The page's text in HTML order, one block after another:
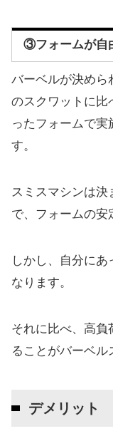
③フォームが自
バーベルが決めら
のスクワットに比
ったフォームで実
す。
スミスマシンは
で、フォームの安
しかし、自分にあ
なります。
それに比べ、高負
ることがバーベル
デメリット